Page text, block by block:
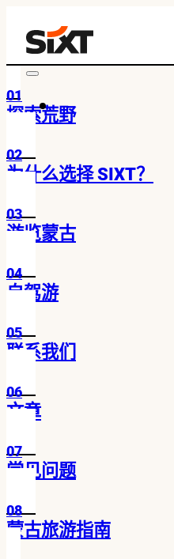
01
探索荒野
02
为什么选择 SIXT？
03
游览蒙古
04
自驾游
05
联系我们
06
文章
07
常见问题
08
蒙古旅游指南